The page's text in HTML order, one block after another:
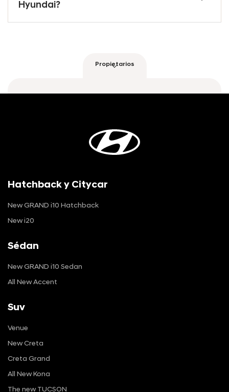
Hyundai?
Propietarios
Hatchback y Citycar
New GRAND i10 Hatchback
New i20
Sédan
New GRAND i10 Sedan
All New Accent
Suv
Venue
New Creta
Creta Grand
All New Kona
The new TUCSON